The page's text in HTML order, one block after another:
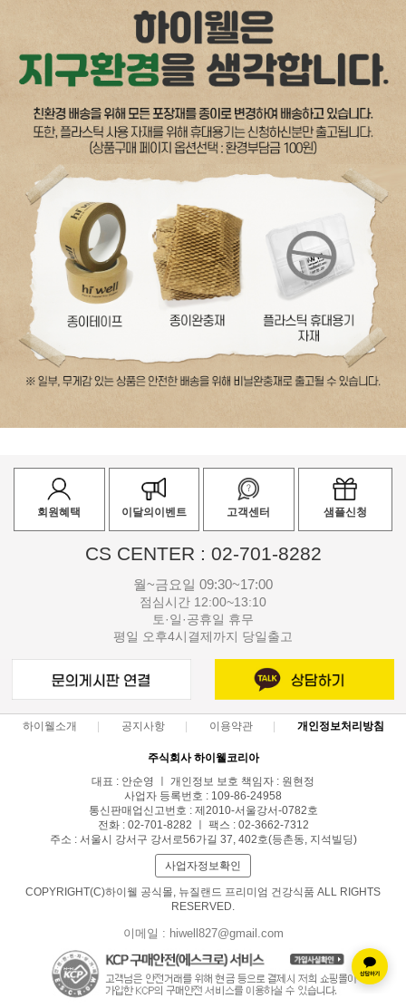
회원혜택 이달의이벤트 고객센터 샘플신청
CS CENTER : 02-701-8282
월~금요일 09:30~17:00
점심시간 12:00~13:10
토·일·공휴일 휴무
평일 오후4시결제까지 당일출고
하이웰소개 공지사항 이용약관 개인정보처리방침
주식회사 하이웰코리아
대표 : 안순영 ㅣ 개인정보 보호 책임자 : 원현정
사업자 등록번호 : 109-86-24958
통신판매업신고번호 : 제2010-서울강서-0782호
전화 : 02-701-8282 ㅣ 팩스 : 02-3662-7312
주소 : 서울시 강서구 강서로56가길 37, 402호(등촌동, 지석빌딩)
사업자정보확인
COPYRIGHT(C)하이웰 공식몰, 뉴질랜드 프리미엄 건강식품 ALL RIGHTS
RESERVED.
이메일 : hiwell827@gmail.com